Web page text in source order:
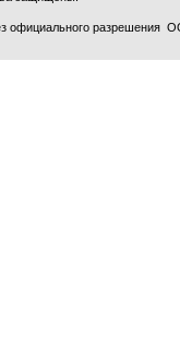
официального разрешения